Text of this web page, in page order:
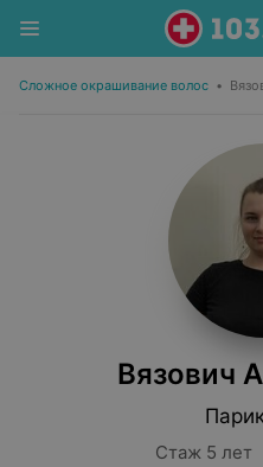
Сложное окрашивание волос •
Вязович
Стаж 5 лет